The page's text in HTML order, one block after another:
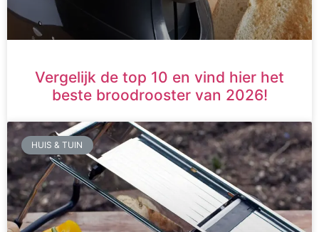
Vergelijk de top 10 en vind hier het
beste broodrooster van 2026!
HUIS & TUIN